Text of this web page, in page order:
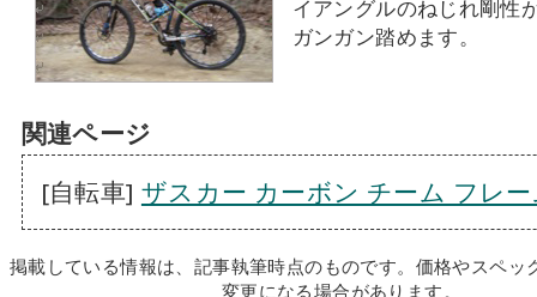
イアングルのねじれ剛性
ガンガン踏めます。
関連ページ
[自転車] ザスカー カーボン チーム フレ
掲載している情報は、記事執筆時点のものです。価格やスペッ
変更になる場合があります。